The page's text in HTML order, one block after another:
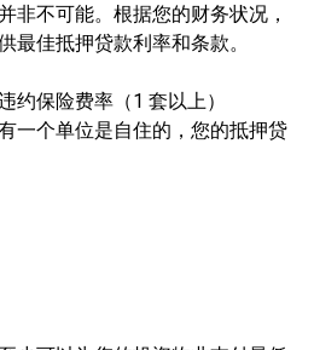
非不可能。根据您的财务状况，
最佳抵押贷款利率和条款。
约保险费率（1 套以上）
一个单位是自住的，您的抵押贷